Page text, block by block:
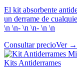
El kit absorbente
un derrame de
\n \n- \n \n- \n \n
Consultar precioVer →
Kits Antiderrames